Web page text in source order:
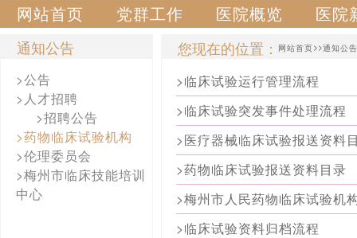
网站首页 党群工作 医院概览 医院
通知公告
>公告
>人才招聘
>招聘公告
>药物临床试验机构
>伦理委员会
>梅州市临床技能培训
中心
您现在的位置： 网站首页>>通知公告
>临床试验运行管理流程
>临床试验突发事件处理流程
>医疗器械临床试验报送资料
>药物临床试验报送资料目录
>梅州市人民药物临床试验机
>临床试验资料归档流程